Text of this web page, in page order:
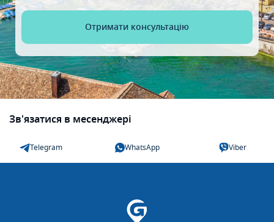
Зв'язатися в месенджері
Telegram WhatsApp Viber